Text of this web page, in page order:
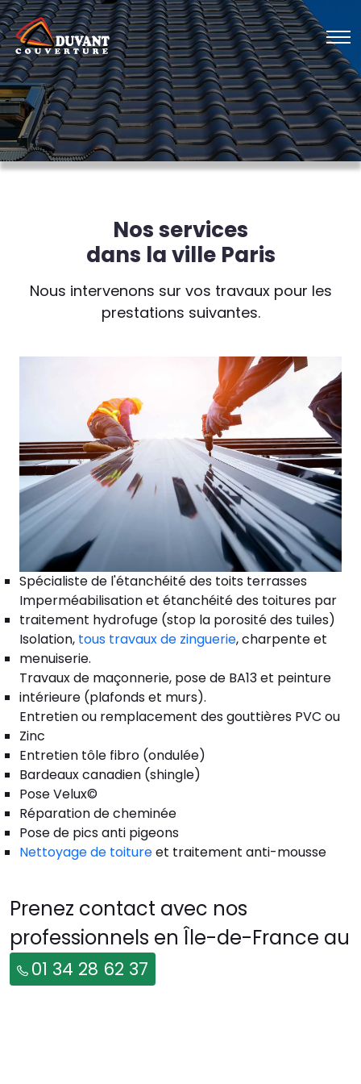
Nos services
dans la ville Paris
Nous intervenons sur vos travaux pour les
prestations suivantes.
Spécialiste de l'étanchéité des toits terrasses
Imperméabilisation et étanchéité des toitures par
traitement hydrofuge (stop la porosité des tuiles)
Isolation, tous travaux de zinguerie, charpente et
menuiserie.
Travaux de maçonnerie, pose de BA13 et peinture
intérieure (plafonds et murs).
Entretien ou remplacement des gouttières PVC ou
Zinc
Entretien tôle fibro (ondulée)
Bardeaux canadien (shingle)
Pose Velux©
Réparation de cheminée
Pose de pics anti pigeons
Nettoyage de toitureet traitement anti-mousse
Prenez contact avec nos
professionnels en Île-de-France au
01 34 28 62 37